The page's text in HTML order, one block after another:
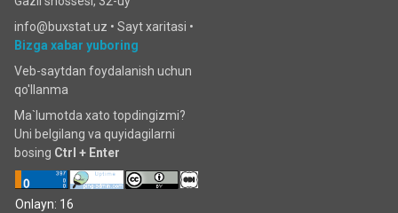
info@buxstat.uz • Sayt xaritasi •
Bizga xabar yuboring
Veb-saytdan foydalanish uchun
qo'llanma
Ma`lumotda xato topdingizmi?
Uni belgilang va quyidagilarni
bosing Ctrl + Enter
Onlayn: 16